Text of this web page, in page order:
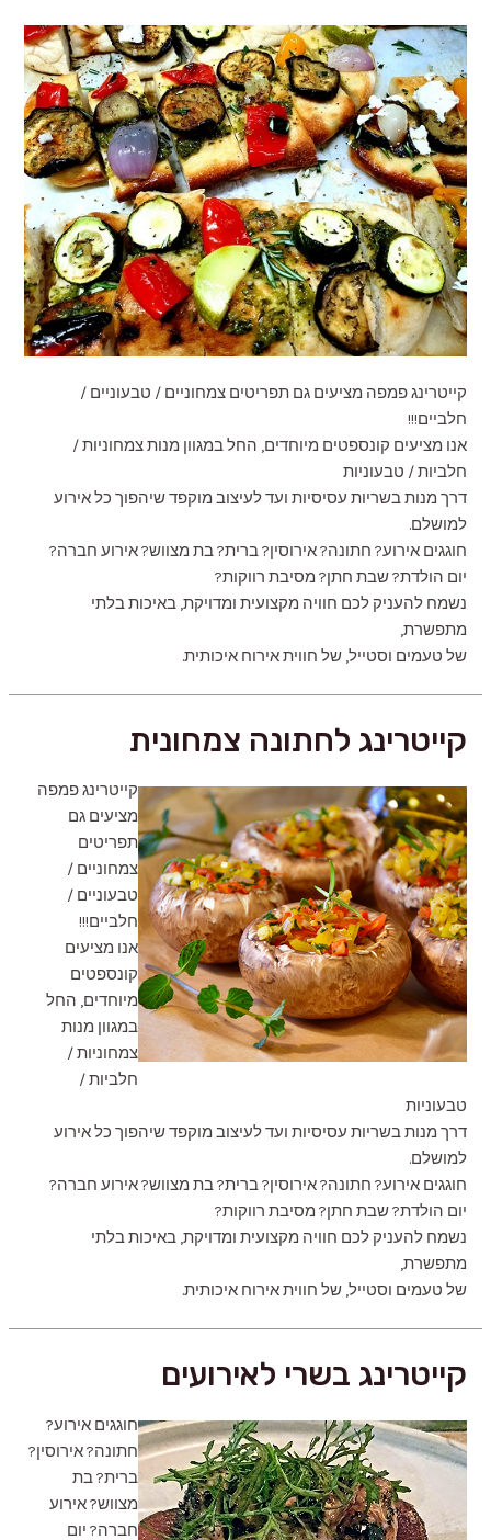
קייטרינג פמפה מציעים גם תפריטים צמחוניים / טבעוניים /
חלביים!!!
אנו מציעים קונספטים מיוחדים, החל במגוון מנות צמחוניות /
חלביות / טבעוניות
דרך מנות בשריות עסיסיות ועד לעיצוב מוקפד שיהפוך כל אירוע
למושלם.
חוגגים אירוע? חתונה? אירוסין? ברית? בת מצווש? אירוע חברה?
יום הולדת? שבת חתן? מסיבת רווקות?
נשמח להעניק לכם חוויה מקצועית ומדויקת, באיכות בלתי
מתפשרת,
של טעמים וסטייל, של חווית אירוח איכותית.
קייטרינג לחתונה צמחונית
קייטרינג פמפה
מציעים גם
תפריטים
צמחוניים /
טבעוניים /
חלביים!!!
אנו מציעים
קונספטים
מיוחדים, החל
במגוון מנות
צמחוניות /
חלביות /
טבעוניות
דרך מנות בשריות עסיסיות ועד לעיצוב מוקפד שיהפוך כל אירוע
למושלם.
חוגגים אירוע? חתונה? אירוסין? ברית? בת מצווש? אירוע חברה?
יום הולדת? שבת חתן? מסיבת רווקות?
נשמח להעניק לכם חוויה מקצועית ומדויקת, באיכות בלתי
מתפשרת,
של טעמים וסטייל, של חווית אירוח איכותית.
קייטרינג בשרי לאירועים
חוגגים אירוע?
חתונה? אירוסין?
ברית? בת
מצווש? אירוע
חברה? יום